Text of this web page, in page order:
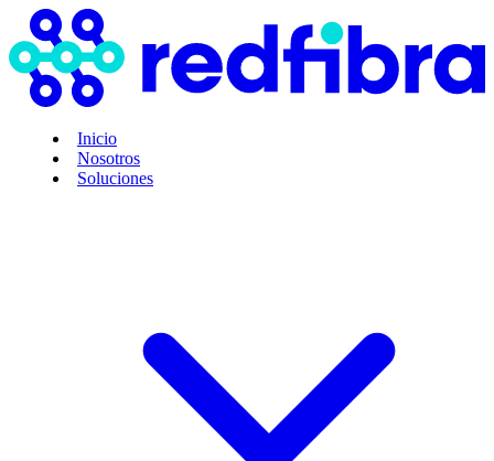
Inicio
Nosotros
Soluciones